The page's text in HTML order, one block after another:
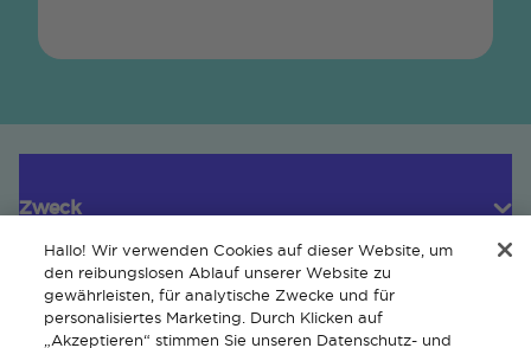
Zweck
Kundendienst
Hallo! Wir verwenden Cookies auf dieser Website, um
den reibungslosen Ablauf unserer Website zu
gewährleisten, für analytische Zwecke und für
personalisiertes Marketing. Durch Klicken auf
„Akzeptieren“ stimmen Sie unseren Datenschutz- und